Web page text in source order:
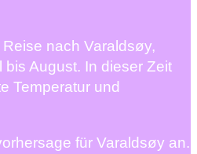
nach Varaldsøy,
bis August. In dieser Zeit
Temperatur und
für Varaldsøy an.